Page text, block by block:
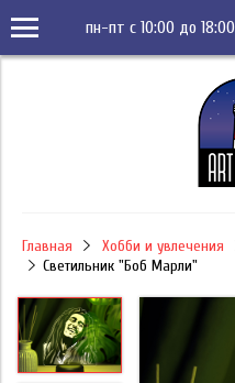
пн-пт с 10:00 до 18:00
Главная Хобби и увлечения
Светильник "Боб Марли"